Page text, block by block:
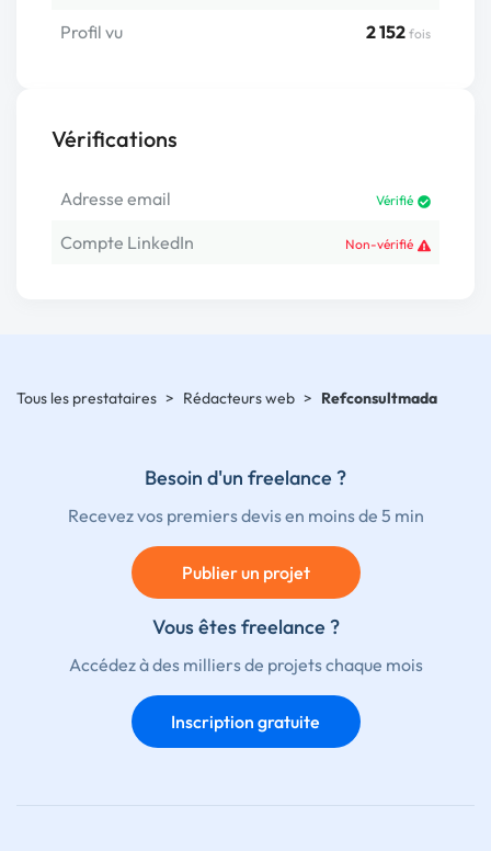
Profil vu
2 152 fois
Vérifications
Adresse email Vérifié
Compte LinkedIn Non-vérifié
Tous les prestataires > Rédacteurs web > Refconsultmada
Besoin d'un freelance ?
Recevez vos premiers devis en moins de 5 min
Publier un projet
Vous êtes freelance ?
Accédez à des milliers de projets chaque mois
Inscription gratuite